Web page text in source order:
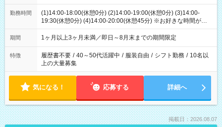
勤務時間
(1)14:00-18:00(休憩0分) (2)14:00-19:00(休憩0分) (3)14:00-
19:30(休憩0分) (4)14:00-20:00(休憩45分) ※お好きな時間が選べ
ます
期間 1ヶ月以上3ヶ月未満／即日～8月末までの期間限定
特徴 履歴書不要 / 40～50代活躍中 / 服装自由 / シフト勤務 / 10名以
上の大量募集
気になる！ 応募する 詳細へ
掲載日：2026.08.07